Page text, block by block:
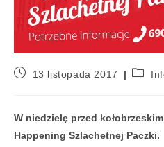
13 listopada 2017
W niedzielę przed
Happening Szlachetnej Paczki.